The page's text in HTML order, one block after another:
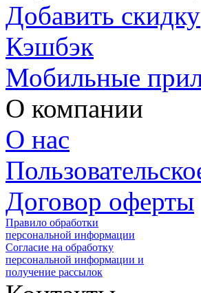
Добавить скидку
Кэшбэк
Мобильные
О компании
О нас
Договор оферты
Правило обработки
персональной информации
Согласие на обработку
персональной информации и
получение рассылок